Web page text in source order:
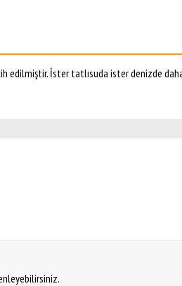
edilmiştir. İster tatlısuda ister denizde